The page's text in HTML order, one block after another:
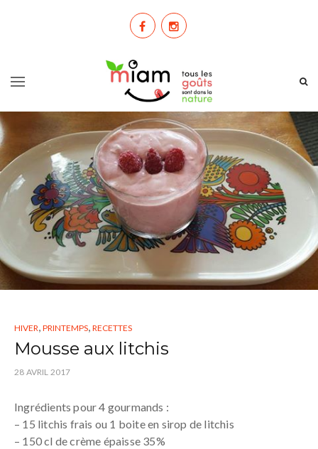
HIVER, PRINTEMPS, RECETTES
Mousse aux litchis
28 AVRIL 2017
Ingrédients pour 4 gourmands :
– 15 litchis frais ou 1 boite en sirop de litchis
– 150 cl de crème épaisse 35%